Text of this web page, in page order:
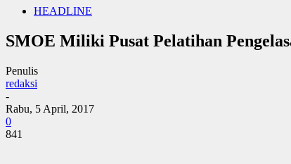
HEADLINE
SMOE Miliki Pusat Pelatihan
Penulis
redaksi
-
Rabu, 5 April, 2017
0
841